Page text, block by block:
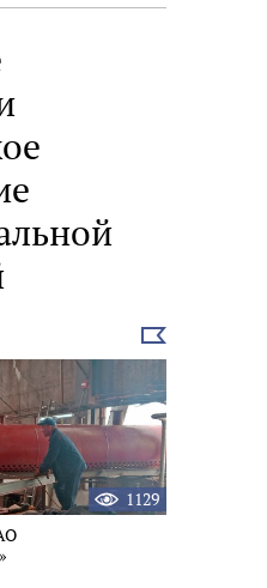
Выбрать
новость
1129